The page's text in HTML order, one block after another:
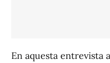
En aquesta entrevista